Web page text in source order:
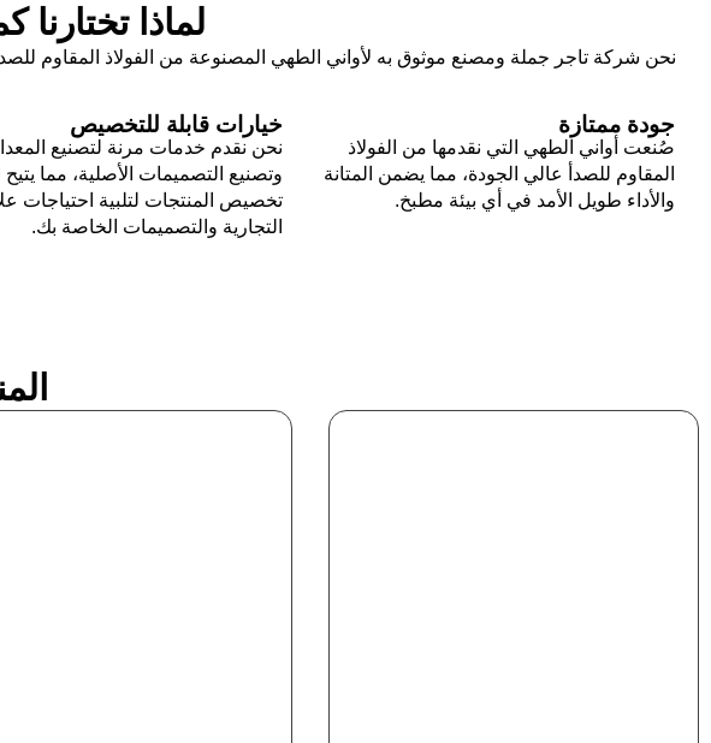
لماذا
نحن شركة تاجر جملة ومصنع موثوق به لأواني الطهي المصنوعة من الفولاذ المقاوم
جودة ممتازة
صُنعت أواني الطهي التي نقدمها من الفولاذ
المقاوم للصدأ عالي الجودة، مما يضمن المتانة
والأداء طويل الأمد في أي بيئة مطبخ.
خيارات قابلة للتخصيص
نحن نقدم خدمات مرنة لتصنيع
وتصنيع التصميمات الأصلية، مما
تخصيص المنتجات لتلبية احتياجات
التجارية والتصميمات الخاصة بك.